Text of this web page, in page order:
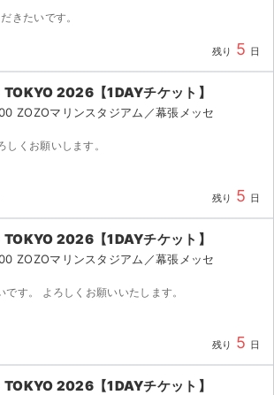
きたいです。
残り 5 日
2026【1DAYチケット】
ZOZOマリンスタジアム／幕張メッセ
くお願いします。
残り 5 日
2026【1DAYチケット】
ZOZOマリンスタジアム／幕張メッセ
す。 よろしくお願いいたします。
残り 5 日
2026【1DAYチケット】